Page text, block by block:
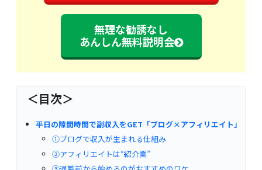
無理な勧誘なし
あんしん無料説明会
＜目次＞
平日の隙間時間で副収入をGET「ブログ×アフィリエイト」
①ブログで収入が生まれる仕組み
②アフィリエイトは“紹介業”